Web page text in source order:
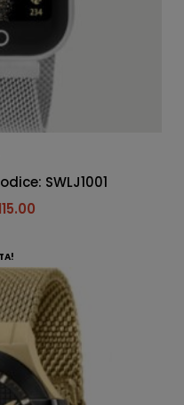
SWLJ1001